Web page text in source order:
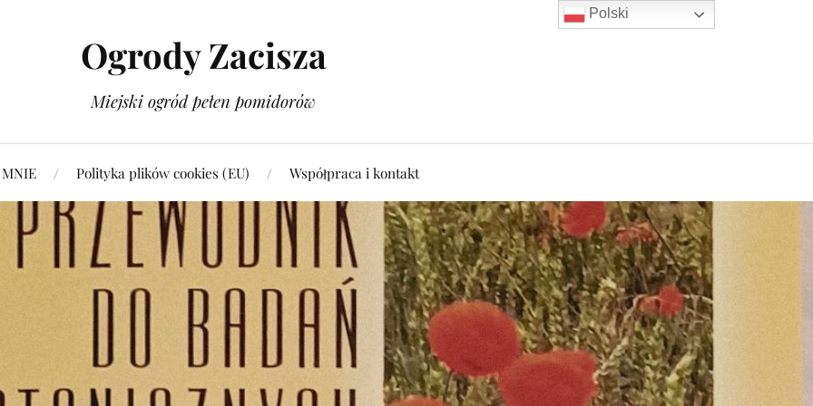
Ogrody Zacisza
Miejski ogród pełen pomidorów
Polityka plików cookies (EU) Współpraca i kontakt
Polski